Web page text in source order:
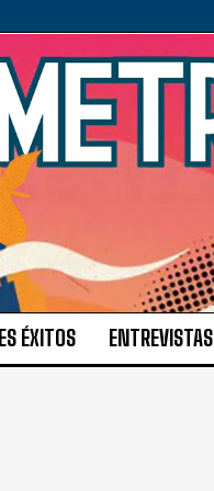
ÉXITOS ENTREVISTAS